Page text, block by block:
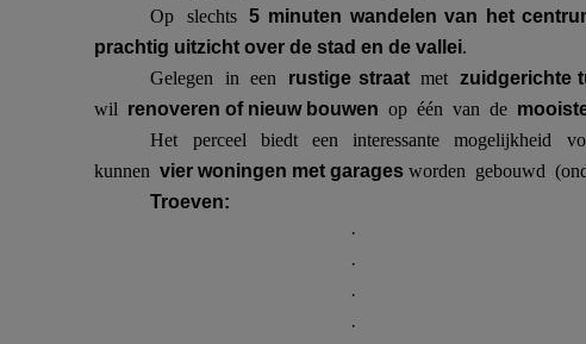
Op slechts5 minuten wandelen van het
prachtig uitzicht over de stad en de vallei
Gelegen in een rustige straatmet zuidgerichte
wil renoveren of nieuw bouwen op één van de
Het perceel biedt een interessante mogelijkheid
kunnenvier woningen met garagesworden gebouwd
Troeven:
·
·
·
·